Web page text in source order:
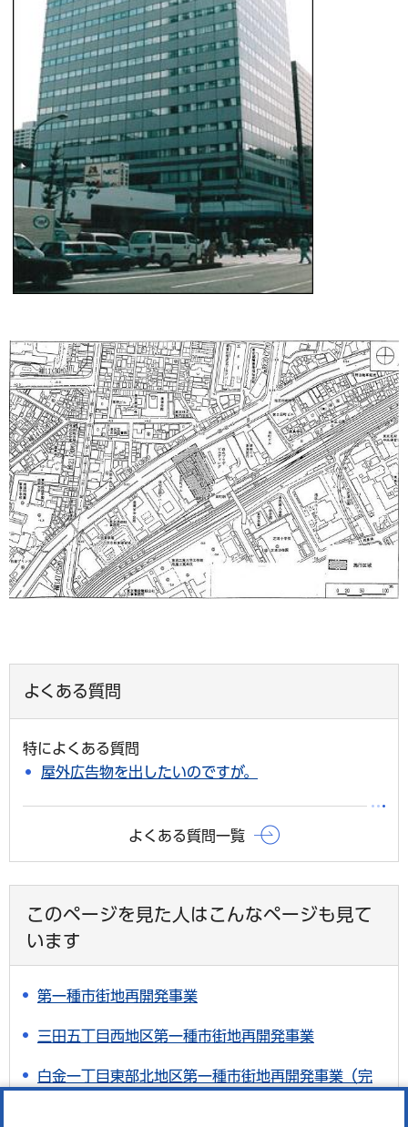
よくある質問
特によくある質問
屋外広告物を出したいのですが。
よくある質問一覧
このページを見た人はこんなページも見て
います
第一種市街地再開発事業
三田五丁目西地区第一種市街地再開発事業
白金一丁目東部北地区第一種市街地再開発事業（完